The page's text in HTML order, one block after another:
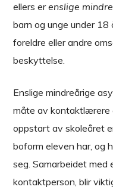
ellers erenslige
barn og unge under 18
foreldre eller andre
beskyttelse.
Enslige mindreårige
måte av kontaktlærere
oppstart av skoleåret
boform eleven har, og
seg. Samarbeidet
kontaktperson, blir